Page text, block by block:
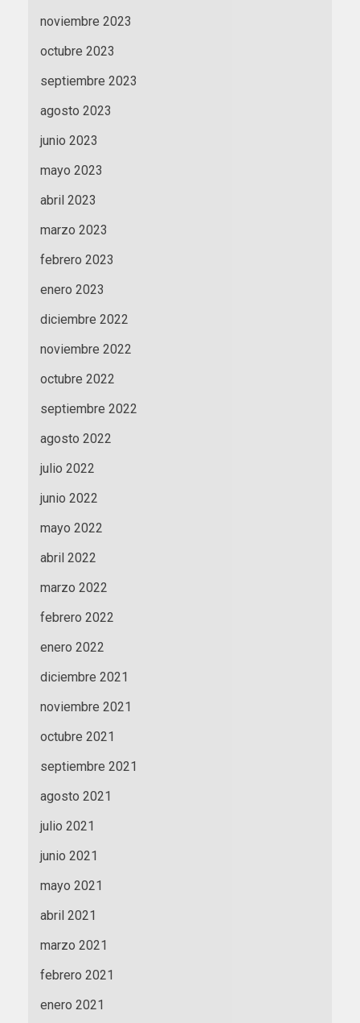
noviembre 2023
octubre 2023
septiembre 2023
agosto 2023
junio 2023
mayo 2023
abril 2023
marzo 2023
febrero 2023
enero 2023
diciembre 2022
noviembre 2022
octubre 2022
septiembre 2022
agosto 2022
julio 2022
junio 2022
mayo 2022
abril 2022
marzo 2022
febrero 2022
enero 2022
diciembre 2021
noviembre 2021
octubre 2021
septiembre 2021
agosto 2021
julio 2021
junio 2021
mayo 2021
abril 2021
marzo 2021
febrero 2021
enero 2021